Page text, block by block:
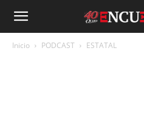
Inicio PODCAST ESTATAL